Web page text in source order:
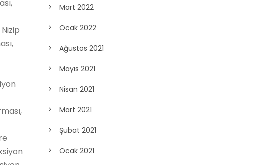
Mart 2022
Ocak 2022
Ağustos 2021
Mayıs 2021
Nisan 2021
Mart 2021
Şubat 2021
Ocak 2021